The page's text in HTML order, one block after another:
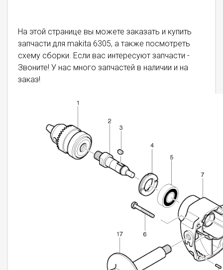
На этой странице вы можете заказать и купить
запчасти для makita 6305, а также посмотреть
схему сборки. Если вас интересуют запчасти -
Звоните! У нас много запчастей в наличии и на
заказ!